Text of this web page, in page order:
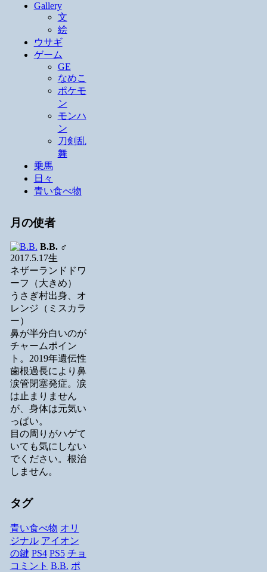
Gallery
文
絵
ウサギ
ゲーム
GE
なめこ
ポケモ
ン
モンハ
ン
刀剣乱
舞
乗馬
日々
青い食べ物
月の使者
B.B.♂
2017.5.17生
ネザーランドドワ
ーフ（大きめ）
うさぎ村出身、オ
レンジ（ミスカラ
ー）
鼻が半分白いのが
チャームポイン
ト。2019年遺伝性
歯根過長により鼻
涙管閉塞発症。涙
は止まりません
が、身体は元気い
っぱい。
目の周りがハゲて
いても気にしない
でください。根治
しません。
タグ
青い食べ物 オリ
ジナル アイオン
の鍵 PS4 PS5 チョ
コミント B.B. ポ